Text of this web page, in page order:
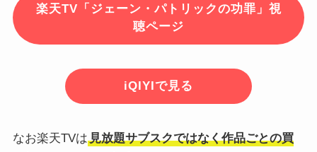
楽天TV「ジェーン・パトリックの功罪」視
聴ページ
iQIYIで見る
なお楽天TVは見放題サブスクではなく作品ごとの買